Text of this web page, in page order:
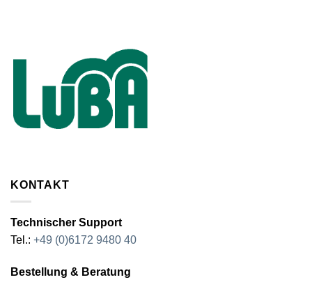
KONTAKT
Technischer Support
Tel.: +49 (0)6172 9480 40
Bestellung & Beratung